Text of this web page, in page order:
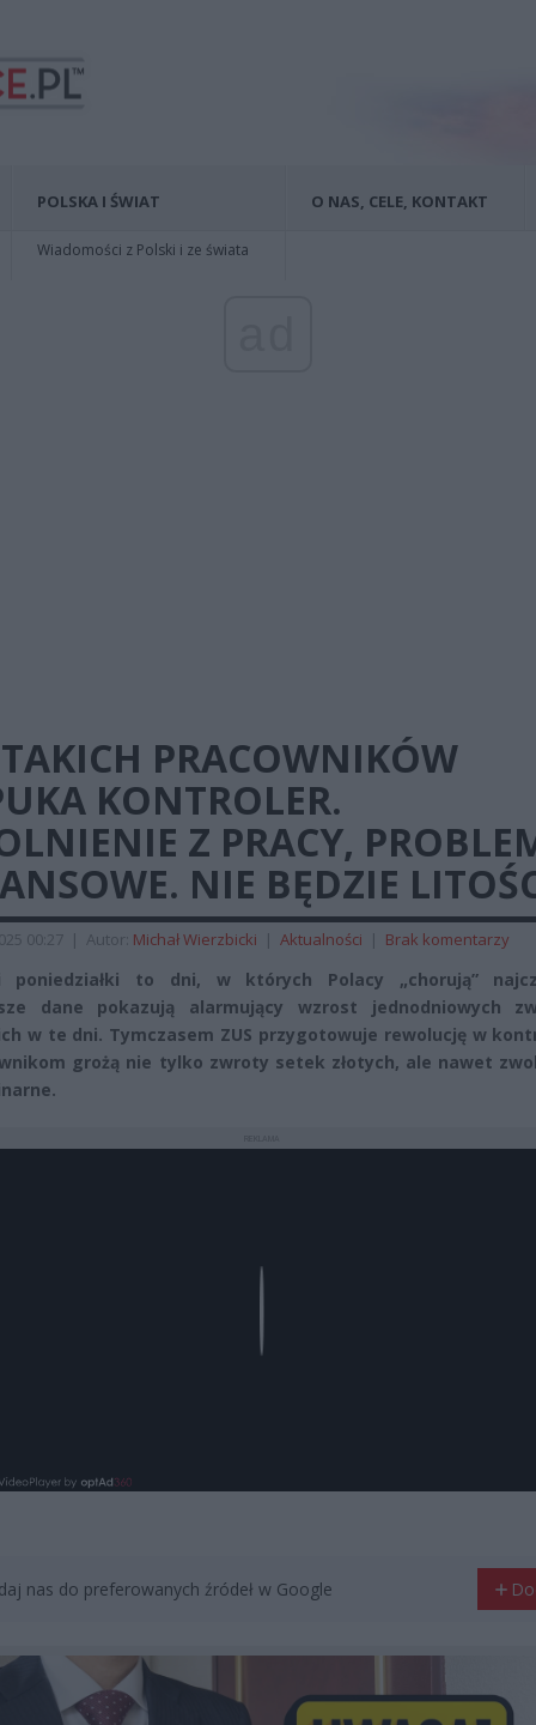
POLSKA I ŚWIAT
Wiadomości z Polski i ze świata
O NAS, CELE, KONTAKT
PRACOWNIKÓW
KONTROLER.
Z PRACY,
NIE BĘDZIE
00:27 | Autor: Michał Wierzbicki | Aktualności | Brak komentarzy
to dni, w których Polacy „chorują”
dane pokazują alarmujący wzrost jednodniowych
w te dni. Tymczasem ZUS przygotowuje rewolucję w
grożą nie tylko zwroty setek złotych, ale nawet
nas do preferowanych źródeł w Google